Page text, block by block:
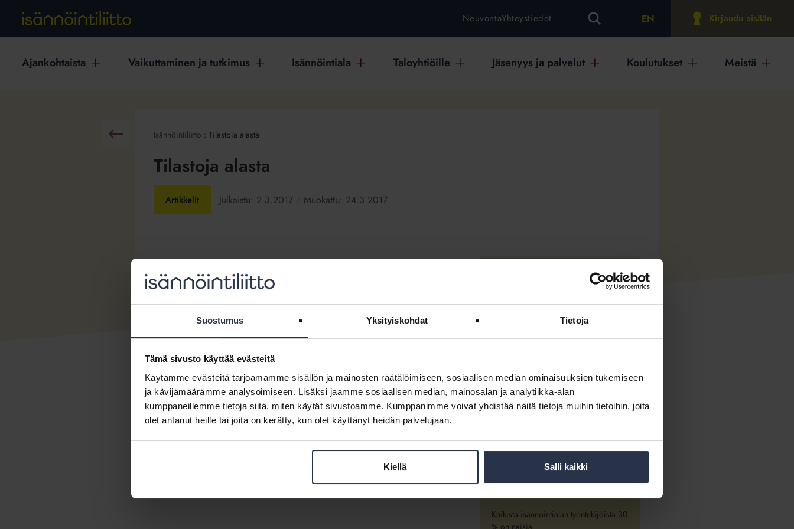
Suostumus Yksityiskohdat Tietoja
Tämä sivusto käyttää evästeitä
Käytämme evästeitä tarjoamamme sisällön ja mainosten räätälöimiseen, sosiaalisen median ominaisuuksien tukemiseen
ja kävijämäärämme analysoimiseen. Lisäksi jaamme sosiaalisen median, mainosalan ja analytiikka-alan
kumppaneillemme tietoja siitä, miten käytät sivustoamme. Kumppanimme voivat yhdistää näitä tietoja muihin tietoihin, joita
olet antanut heille tai joita on kerätty, kun olet käyttänyt heidän palvelujaan.
Kiellä Salli kaikki
NeuvontaYhteystiedot EN Kirjaudu sisään
Ajankohtaista Vaikuttaminen ja tutkimus Isännöintiala Taloyhtiöille Jäsenyys ja palvelut Koulutukset Meistä
Takaisin Isännöintiliitto : Tilastoja alasta
Tilastoja alasta
Artikkelit Julkaistu: 2.3.2017 Muokattu: 24.3.2017
ISÄNNÖINTIALAN KOKO JA
Päätoimisia isännöitsijöitä on noin
2500
Isännöintipalveluamnn ostaa noin
Alan yrityksessä työskentelee
Kaikista isännöintialan työntekijöistä 30
% on naisia